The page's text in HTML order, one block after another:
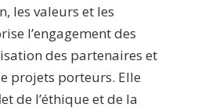
les valeurs et les
l’engagement des
des partenaires et
projets porteurs. Elle
de l’éthique et de la